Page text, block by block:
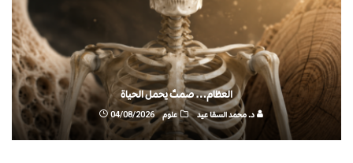
العظام… صمتٌ يحمل الحياة
د. محمد السقا عيد علوم 04/08/2026